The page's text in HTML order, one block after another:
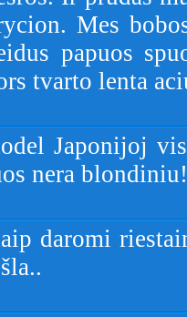
Mes
papuos
tvarto lenta
Japonijoj
nera
daromi